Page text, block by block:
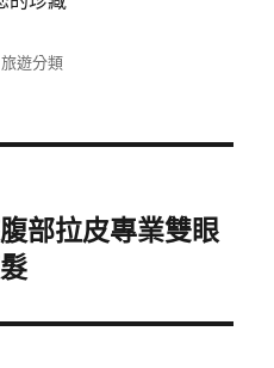
分
旅遊分類
部拉皮專業雙眼